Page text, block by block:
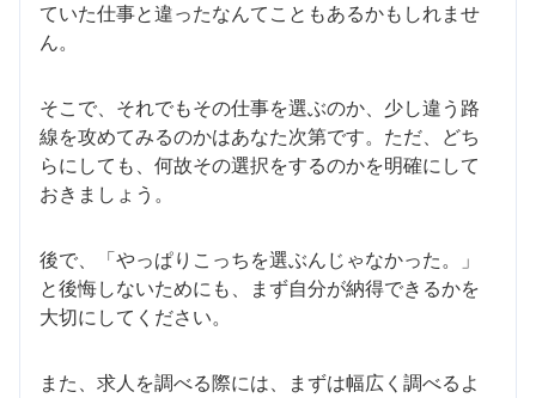
ていた仕事と違ったなんてこともあるかもしれませ
ん。
そこで、それでもその仕事を選ぶのか、少し違う路
線を攻めてみるのかはあなた次第です。ただ、どち
らにしても、何故その選択をするのかを明確にして
おきましょう。
後で、「やっぱりこっちを選ぶんじゃなかった。」
と後悔しないためにも、まず自分が納得できるかを
大切にしてください。
また、求人を調べる際には、まずは幅広く調べるよ